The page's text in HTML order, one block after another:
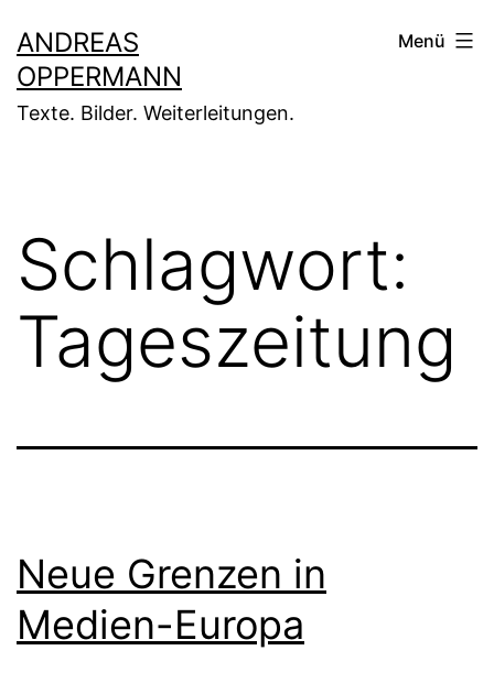
Inhalt
springen
ANDREAS
OPPERMANN
Texte. Bilder. Weiterleitungen.
Menü
Schlagwort:
Tageszeitung
Neue Grenzen in
Medien-Europa